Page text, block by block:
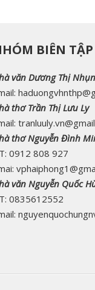
BIÊN TẬP
văn Dương Thị Nhụn
thơ Trần Thị Lưu Ly
thơ Nguyễn Đình
0912 808 927
văn Nguyễn Quốc
0835612552